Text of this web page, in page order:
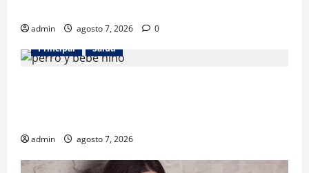
admin agosto 7, 2026
0
Principal
Salud
admin agosto 7, 2026